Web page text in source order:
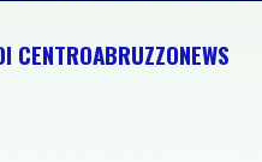
CENTROABRUZZONEWS